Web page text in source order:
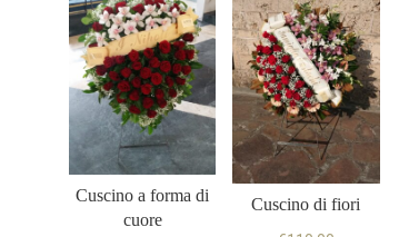
Cuscino a forma di
cuore
Cuscino di fiori